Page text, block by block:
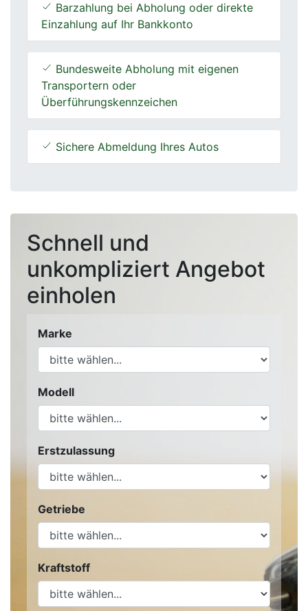
Barzahlung bei Abholung oder direkte
Einzahlung auf Ihr Bankkonto
Bundesweite Abholung mit eigenen
Transportern oder
Überführungskennzeichen
Sichere Abmeldung Ihres Autos
Schnell und
unkompliziert Angebot
einholen
Marke
Modell
Erstzulassung
Getriebe
Kraftstoff